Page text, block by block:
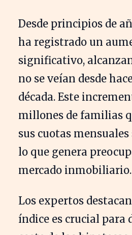
Desde principios de
ha registrado un
significativo,
no se veían desde
década. Este
millones de familias
sus cuotas mensuales
lo que genera
mercado inmobiliario.
Los expertos
índice es crucial para